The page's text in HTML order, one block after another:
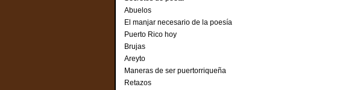
Abuelos
El manjar necesario de la poesía
Puerto Rico hoy
Brujas
Areyto
Maneras de ser puertorriqueña
Retazos